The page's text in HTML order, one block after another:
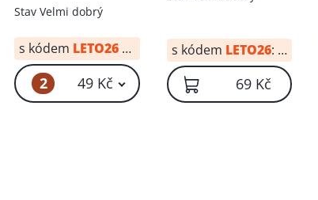
StavVelmi dobrý
s kódem LETO26 od: 20 Kč
2 49 Kč
s kódem LETO26: 48 Kč
69 Kč